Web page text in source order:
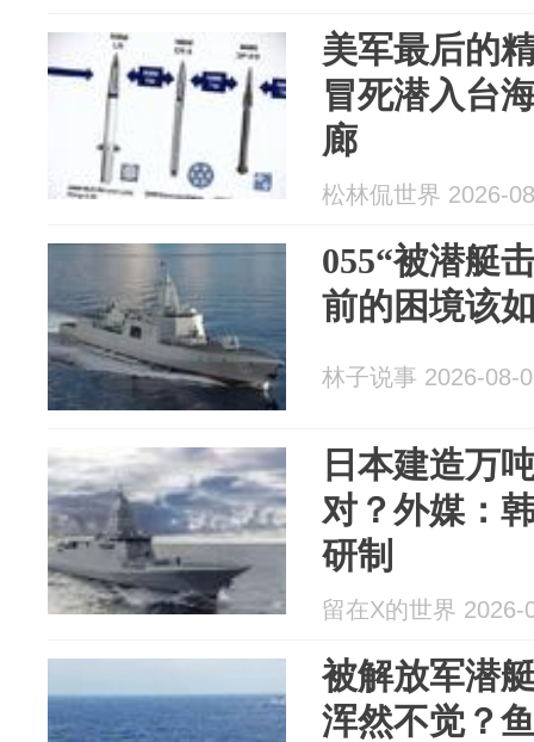
美军最后的
冒死潜入台
廊
松林侃世界 2026-
055“被潜艇
前的困境该
林子说事 2026-08-
日本建造万
对？外媒：
研制
留在X的世界 2026-
被解放军潜
浑然不觉？